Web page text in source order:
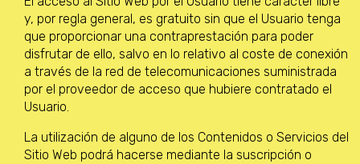
y, por regla general, es gratuito sin que el Usuario tenga
que proporcionar una contraprestación para poder
disfrutar de ello, salvo en lo relativo al coste de conexión
a través de la red de telecomunicaciones suministrada
por el proveedor de acceso que hubiere contratado el
Usuario.
La utilización de alguno de los Contenidos o Servicios del
Sitio Web podrá hacerse mediante la suscripción o